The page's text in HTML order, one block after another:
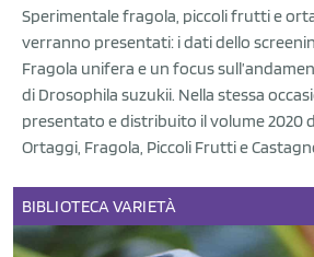
Sperimentale fragola, piccoli frutti e
verranno presentati: i dati dello
Fragola unifera e un focus
di Drosophila suzukii. Nella stessa
presentato e distribuito il volume 2020
Ortaggi, Fragola, Piccoli Frutti e
BIBLIOTECAVARIETÀ